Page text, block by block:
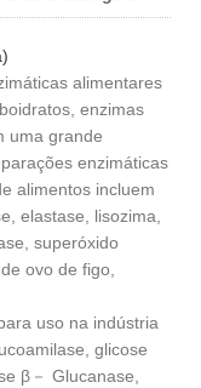
alimentares
enzimas
uma grande
enzimáticas
alimentos incluem
elastase, lisozima,
superóxido
ovo de figo,
uso na indústria
glicose
β－ Glucanase,